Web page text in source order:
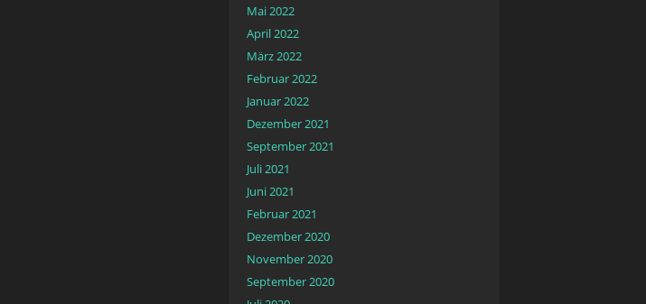
Mai 2022
April 2022
März 2022
Februar 2022
Januar 2022
Dezember 2021
September 2021
Juli 2021
Juni 2021
Februar 2021
Dezember 2020
November 2020
September 2020